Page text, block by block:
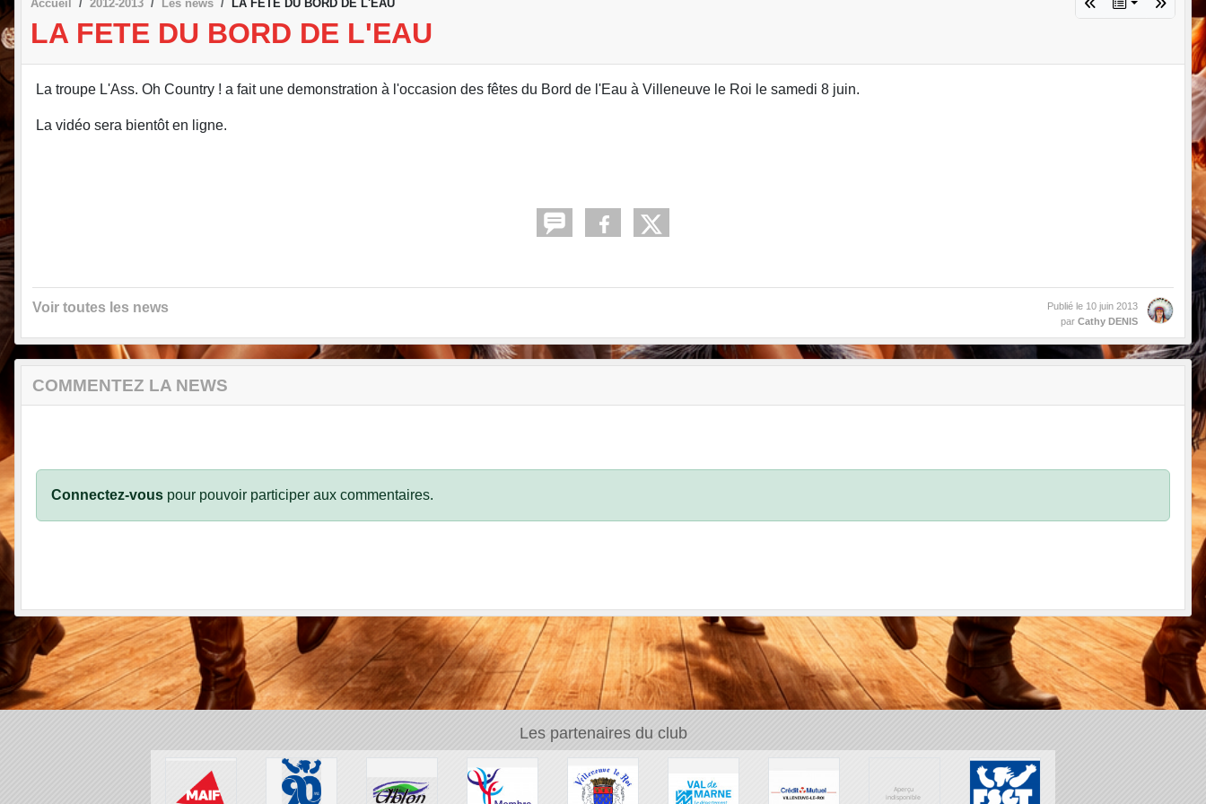
Accueil 2012-2013 Les news LA FETE DU BORD DE L'EAU
LA FETE DU BORD DE L'EAU
La troupe L'Ass. Oh Country ! a fait une demonstration à l'occasion des fêtes du Bord de l'Eau à Villeneuve le Roi le samedi 8 juin.
La vidéo sera bientôt en ligne.
Voir toutes les news Publié le 10 juin 2013
par Cathy DENIS
COMMENTEZ LA NEWS
Connectez-vous pour pouvoir participer aux commentaires.
Les partenaires du club